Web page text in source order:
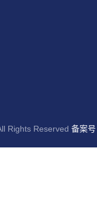
Rights Reserved 备案